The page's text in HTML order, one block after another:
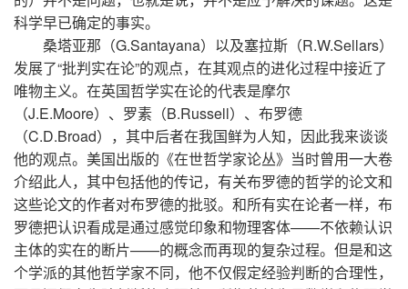
科学早已确定的事实。
桑塔亚那（G.Santayana）以及塞拉斯（R.W.Sellars）
发展了“批判实在论”的观点，在其观点的进化过程中接近了
唯物主义。在英国哲学实在论的代表是摩尔
（J.E.Moore）、罗素（B.Russell）、布罗德
（C.D.Broad），其中后者在我国鲜为人知，因此我来谈谈
他的观点。美国出版的《在世哲学家论丛》当时曾用一大卷
介绍此人，其中包括他的传记，有关布罗德的哲学的论文和
这些论文的作者对布罗德的批驳。和所有实在论者一样，布
罗德把认识看成是通过感觉印象和物理客体——不依赖认识
主体的实在的断片——的概念而再现的复杂过程。但是和这
个学派的其他哲学家不同，他不仅假定经验判断的合理性，